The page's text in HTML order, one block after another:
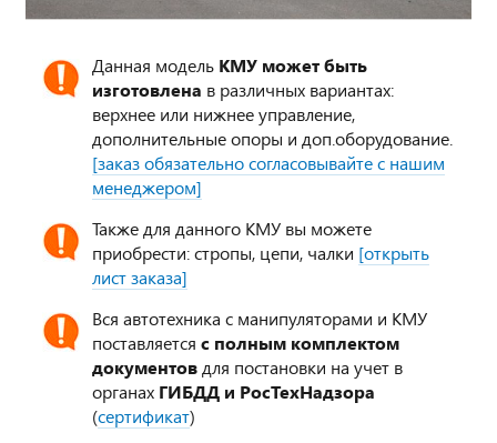
Данная модель КМУ может быть
изготовлена в различных вариантах:
верхнее или нижнее управление,
дополнительные опоры и доп.оборудование.
[заказ обязательно согласовывайте с нашим
менеджером]
Также для данного КМУ вы можете
приобрести: стропы, цепи, чалки [открыть
лист заказа]
Вся автотехника с манипуляторами и КМУ
поставляется с полным комплектом
документов для постановки на учет в
органах ГИБДД и РосТехНадзора
(сертификат)